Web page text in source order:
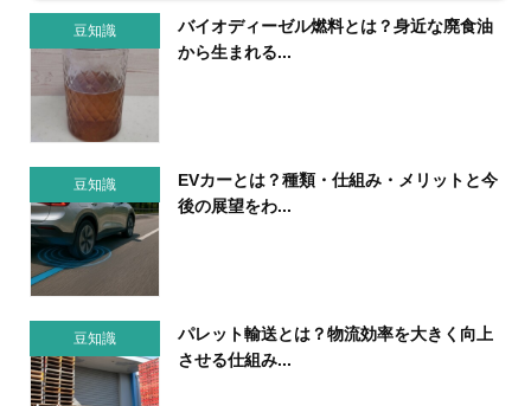
豆知識
バイオディーゼル燃料とは？身近な廃食油
から生まれる...
豆知識
EVカーとは？種類・仕組み・メリットと今
後の展望をわ...
豆知識
パレット輸送とは？物流効率を大きく向上
させる仕組み...